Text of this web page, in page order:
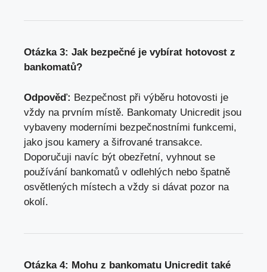
Otázka 3: Jak bezpečné je vybírat hotovost z
bankomatů?
Odpověď: Bezpečnost při výběru hotovosti je
vždy na prvním místě. Bankomaty Unicredit jsou
vybaveny moderními bezpečnostními funkcemi,
jako jsou kamery a šifrované transakce.
Doporučuji navíc být obezřetní, vyhnout se
používání bankomatů v odlehlých nebo špatně
osvětlených místech a vždy si dávat pozor na
okolí.
Otázka 4: Mohu z bankomatu Unicredit také